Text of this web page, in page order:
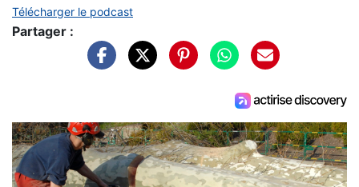
Télécharger le podcast
Partager :